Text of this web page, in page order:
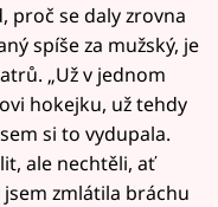
proč se daly zrovna
spíše za mužský, je
„Už v jednom
hokejku, už tehdy
si to vydupala.
ale nechtěli, ať
jsem zmlátila bráchu